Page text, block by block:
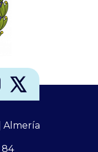
es
Almería
84